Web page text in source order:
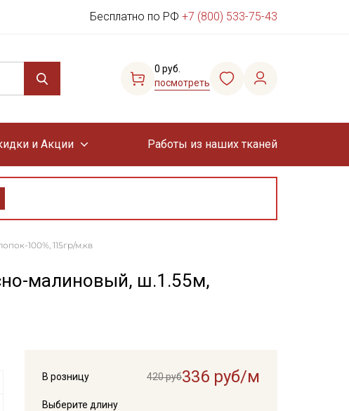
Бесплатно по РФ +7 (800) 533-75-43
0 руб.
посмотреть
и Акции Работы из наших тканей
100%, 115гр/м.кв
малиновый, ш.1.55м,
В розницу 420 руб336 руб/м
Выберите длину